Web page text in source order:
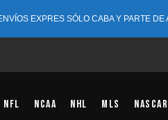
EXPRES SÓLO CABA Y PARTE DE
NFL NCAA NHL MLS
NASCAR